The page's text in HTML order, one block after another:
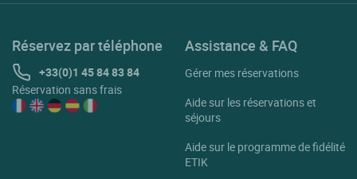
Réservez par téléphone
+33(0)1 45 84 83 84
Réservation sans frais
Assistance & FAQ
Gérer mes réservations
Aide sur les réservations et
séjours
Aide sur le programme de fidélité
ETIK